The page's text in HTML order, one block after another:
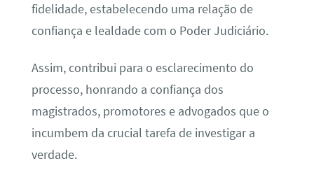
fidelidade, estabelecendo uma relação de
confiança e lealdade com o Poder Judiciário.
Assim, contribui para o esclarecimento do
processo, honrando a confiança dos
magistrados, promotores e advogados que o
incumbem da crucial tarefa de investigar a
verdade.